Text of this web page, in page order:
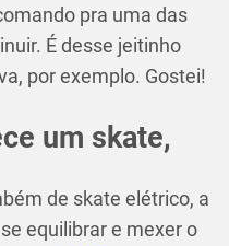
pra uma das
É desse jeitinho
por exemplo. Gostei!
um skate,
de skate elétrico, a
equilibrar e mexer o